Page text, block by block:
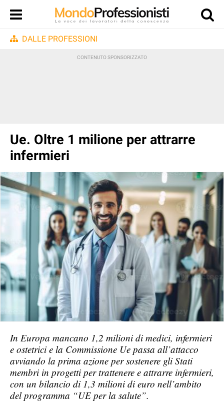
DALLE PROFESSIONI
Ue. Oltre 1 milione per attrarre
infermieri
In Europa mancano 1,2 milioni di medici, infermieri
e ostetrici e la Commissione Ue passa all’attacco
avviando la prima azione per sostenere gli Stati
membri in progetti per trattenere e attrarre infermieri,
con un bilancio di 1,3 milioni di euro nell’ambito
del programma “UE per la salute”.